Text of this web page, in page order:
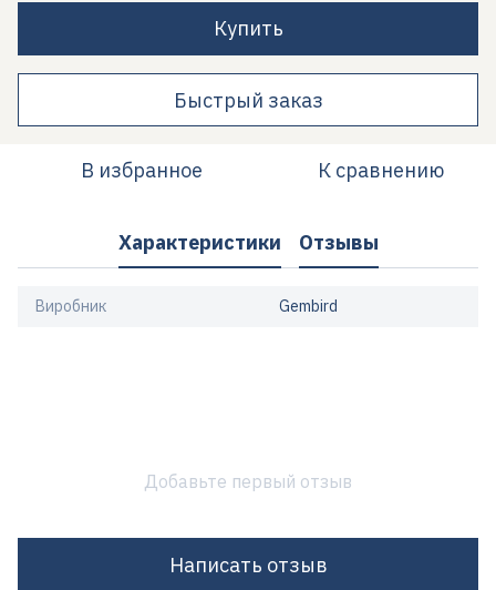
Купить
Быстрый заказ
В избранное К сравнению
Характеристики Отзывы
Виробник Gembird
Добавьте первый отзыв
Написать отзыв